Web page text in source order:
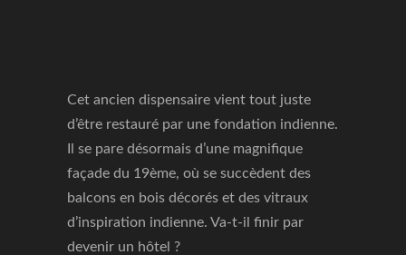
Cet ancien dispensaire vient tout juste
d’être restauré par une fondation indienne.
Il se pare désormais d’une magnifique
façade du 19ème, où se succèdent des
balcons en bois décorés et des vitraux
d’inspiration indienne. Va-t-il finir par
devenir un hôtel ?